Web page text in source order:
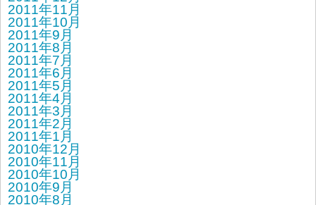
2011年11月
2011年10月
2011年9月
2011年8月
2011年7月
2011年6月
2011年5月
2011年4月
2011年3月
2011年2月
2011年1月
2010年12月
2010年11月
2010年10月
2010年9月
2010年8月